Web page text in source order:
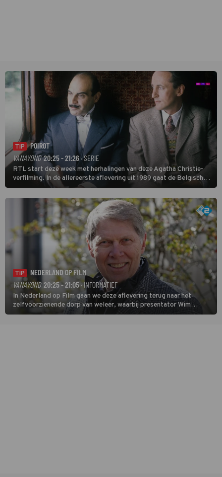
TIP
POIROT
VANAVOND 20:25 - 21:26 · SERIE
RTL start deze week met herhalingen van deze Agatha Christie-
verfilming. In de allereerste aflevering uit 1989 gaat de Belgische
speurder op zoek naar een vermiste kok. Poirot raakt al snel
verwikkeld in een moordzaak. (HH)
TIP
NEDERLAND OP FILM
VANAVOND 20:25 - 21:05· INFORMATIEF
In Nederland op Film gaan we deze aflevering terug naar het
zelfvoorzienende dorp van weleer, waarbij presentator Wim
Daniëls de kijkers meeneemt op reis door de tijd aan de hand van